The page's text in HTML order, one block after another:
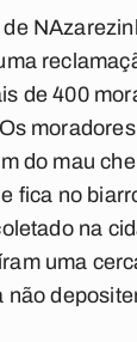
de 400
do mau
fica no
na
uma
não